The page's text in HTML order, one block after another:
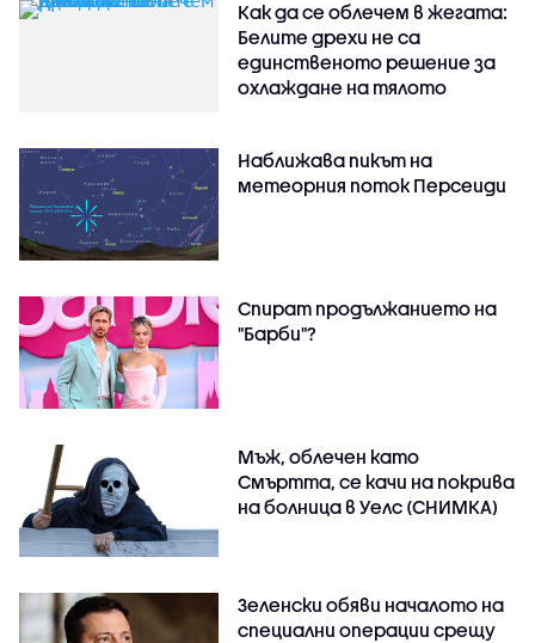
Как да се облечем в жегата:
Белите дрехи не са
единственото решение за
охлаждане на тялото
Наближава пикът на
метеорния поток Персеиди
Спират продължанието на
"Барби"?
Мъж, облечен като
Смъртта, се качи на покрива
на болница в Уелс (СНИМКА)
Зеленски обяви началото на
специални операции срещу